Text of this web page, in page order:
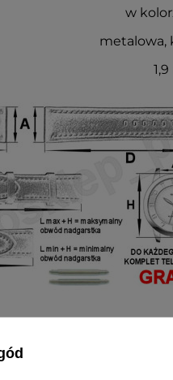
w
metalowa,
VAT